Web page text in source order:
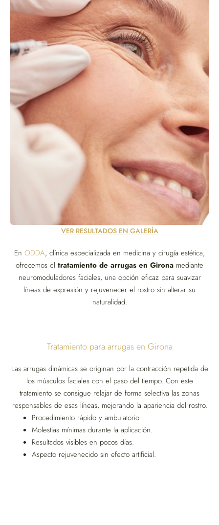
En ODDA, clínica especializada en medicina y cirugía estética,
ofrecemos el tratamiento de arrugas en Girona mediante
neuromoduladores faciales, una opción eficaz para suavizar
líneas de expresión y rejuvenecer el rostro sin alterar su
naturalidad.
VER RESULTADOS EN GALERÍA
Tratamiento para arrugas en Girona
Las arrugas dinámicas se originan por la contracción repetida de
los músculos faciales con el paso del tiempo. Con este
tratamiento se consigue relajar de forma selectiva las zonas
responsables de esas líneas, mejorando la apariencia del rostro.
Procedimiento rápido y ambulatorio
Molestias mínimas durante la aplicación.
Resultados visibles en pocos días.
Aspecto rejuvenecido sin efecto artificial.